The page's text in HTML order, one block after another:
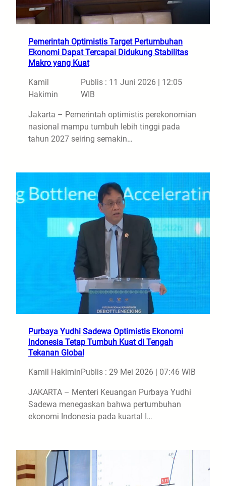
Pemerintah Optimistis Target Pertumbuhan
Ekonomi Dapat Tercapai Didukung Stabilitas
Makro yang Kuat
Kamil
Hakimin
Publis : 11 Juni 2026 | 12:05
WIB
Jakarta – Pemerintah optimistis perekonomian
nasional mampu tumbuh lebih tinggi pada
tahun 2027 seiring semakin…
Purbaya Yudhi Sadewa Optimistis Ekonomi
Indonesia Tetap Tumbuh Kuat di Tengah
Tekanan Global
Kamil HakiminPublis : 29 Mei 2026 | 07:46 WIB
JAKARTA – Menteri Keuangan Purbaya Yudhi
Sadewa menegaskan bahwa pertumbuhan
ekonomi Indonesia pada kuartal I…